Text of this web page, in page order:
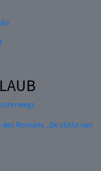
Romans „De stilte van